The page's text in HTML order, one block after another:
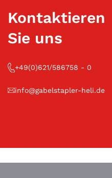
Kontaktieren
Sie uns
+49(0)621/586758 - 0
info@gabelstapler-heli.de